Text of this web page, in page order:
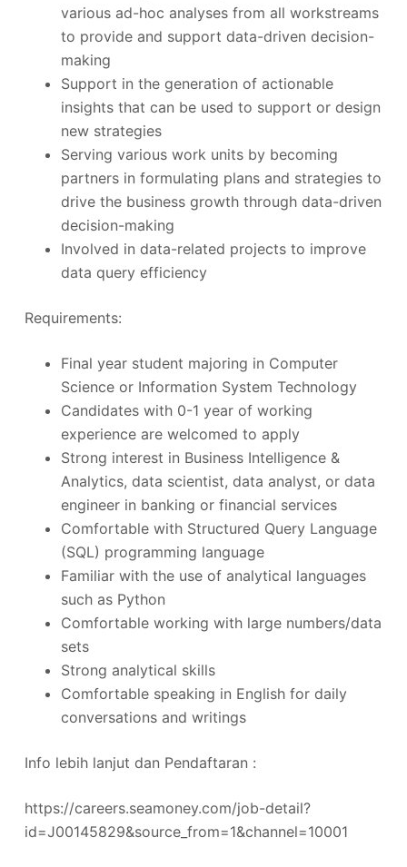
various ad-hoc analyses from all workstreams
to provide and support data-driven decision-
making
Support in the generation of actionable
insights that can be used to support or design
new strategies
Serving various work units by becoming
partners in formulating plans and strategies to
drive the business growth through data-driven
decision-making
Involved in data-related projects to improve
data query efficiency
Requirements:
Final year student majoring in Computer
Science or Information System Technology
Candidates with 0-1 year of working
experience are welcomed to apply
Strong interest in Business Intelligence &
Analytics, data scientist, data analyst, or data
engineer in banking or financial services
Comfortable with Structured Query Language
(SQL) programming language
Familiar with the use of analytical languages
such as Python
Comfortable working with large numbers/data
sets
Strong analytical skills
Comfortable speaking in English for daily
conversations and writings
Info lebih lanjut dan Pendaftaran :
https://careers.seamoney.com/job-detail?
id=J00145829&source_from=1&channel=10001